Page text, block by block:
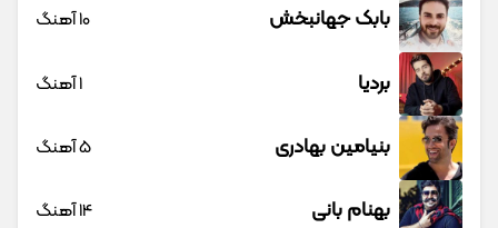
بابک جهانبخش 10 آهنگ
بردیا 1 آهنگ
بنیامین بهادری 5 آهنگ
بهنام بانی 14 آهنگ